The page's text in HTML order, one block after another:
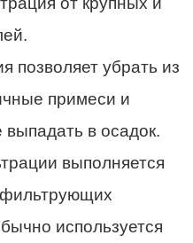
позволяет убрать из
примеси и
в осадок.
выполняется
используется